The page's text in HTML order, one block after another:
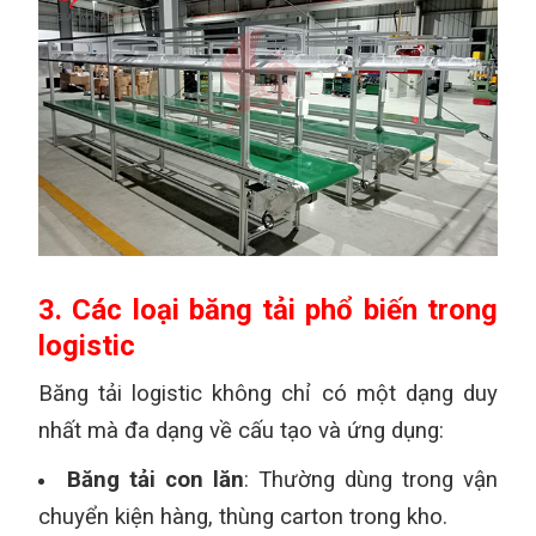
3. Các loại băng tải phổ biến trong
logistic
Băng tải logistic không chỉ có một dạng duy
nhất mà đa dạng về cấu tạo và ứng dụng:
Băng tải con lăn: Thường dùng trong vận
chuyển kiện hàng, thùng carton trong kho.